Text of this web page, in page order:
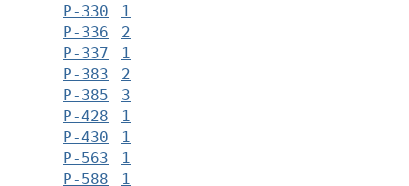
Р-330
1
Р-336
2
Р-337
1
Р-383
2
Р-385
3
Р-428
1
Р-430
1
Р-563
1
Р-588
1